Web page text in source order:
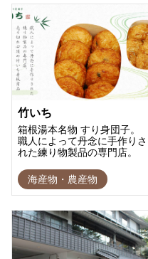
竹いち
箱根湯本名物 すり身団子。
職人によって丹念に手作りさ
れた練り物製品の専門店。
海産物・農産物